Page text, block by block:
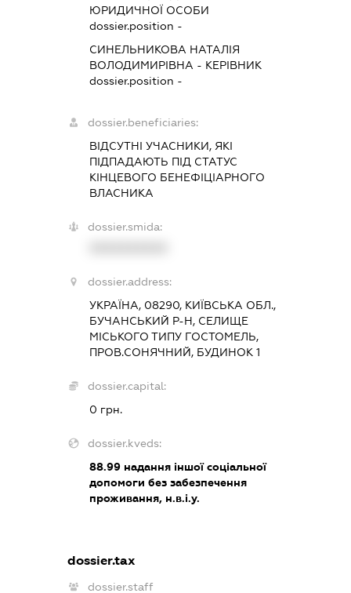
ЮРИДИЧНОЇ ОСОБИ
dossier.position -
СИНЕЛЬНИКОВА НАТАЛІЯ
ВОЛОДИМИРІВНА - КЕРІВНИК
dossier.position -
dossier.beneficiaries:
ВІДСУТНІ УЧАСНИКИ, ЯКІ
ПІДПАДАЮТЬ ПІД СТАТУС
КІНЦЕВОГО БЕНЕФІЦІАРНОГО
ВЛАСНИКА
dossier.smida:
dossier.address:
УКРАЇНА, 08290, КИЇВСЬКА ОБЛ.,
БУЧАНСЬКИЙ Р-Н, СЕЛИЩЕ
МІСЬКОГО ТИПУ ГОСТОМЕЛЬ,
ПРОВ.СОНЯЧНИЙ, БУДИНОК 1
dossier.capital:
0 грн.
dossier.kveds:
88.99надання іншої соціальної
допомоги без забезпечення
проживання, н.в.і.у.
dossier.tax
dossier.staff